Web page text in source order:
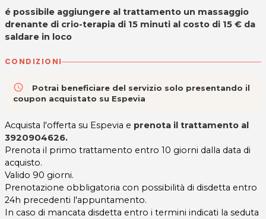
é possibile aggiungere al trattamento un massaggio
drenante di crio-terapia di 15 minuti al costo di 15 € da
saldare in loco
CONDIZIONI
access_time
Potrai beneficiare del servizio solo presentando il
coupon acquistato su Espevia
Acquista l'offerta su Espevia e prenota il trattamento al
3920904626.
Prenota il primo trattamento entro 10 giorni dalla data di
acquisto.
Valido 90 giorni.
Prenotazione obbligatoria con possibilità di disdetta entro
24h precedenti l'appuntamento.
In caso di mancata disdetta entro i termini indicati la seduta